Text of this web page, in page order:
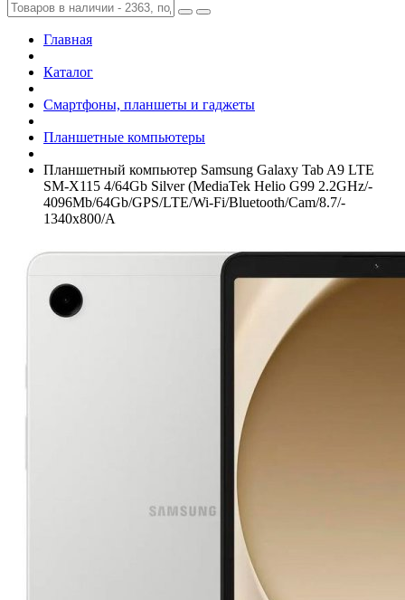
Главная
Каталог
Смартфоны, планшеты и гаджеты
Планшетные компьютеры
Планшетный компьютер Samsung Galaxy Tab A9 LTE
SM-X115 4/­64Gb Silver (MediaTek Helio G99 2.2GHz/­
4096Mb/­64Gb/­GPS/­LTE/­Wi-Fi/­Bluetooth/­Cam/­8.7/­
1340x800/­A